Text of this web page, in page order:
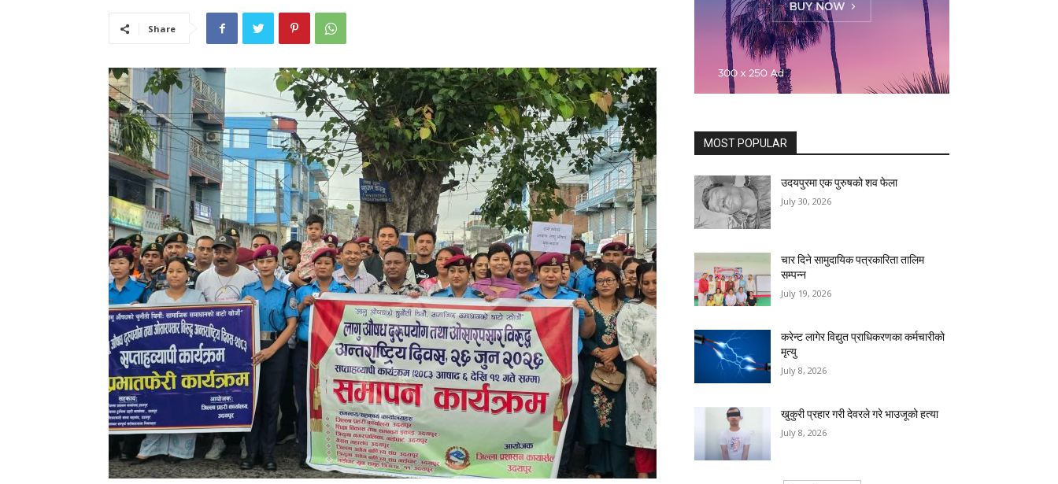
Share
MOST POPULAR
उदयपुरमा एक पुरुषको शव फेला
July 30, 2026
चार दिने सामुदायिक पत्रकारिता तालिम
सम्पन्न
July 19, 2026
करेन्ट लागेर विद्युत प्राधिकरणका कर्मचारीको
मृत्यु
July 8, 2026
खुकुरी प्रहार गरी देवरले गरे भाउजूको हत्या
July 8, 2026